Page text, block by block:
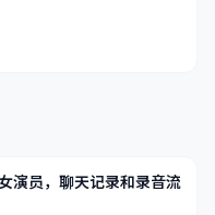
演员，聊天记录和录音流